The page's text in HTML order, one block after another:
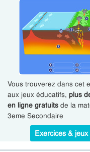
Vous trouverez dans cet
aux jeux éducatifs, plus
en ligne gratuitsde la
3eme Secondaire
Exercices &